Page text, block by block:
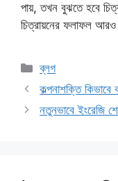
পায়, তখন বুঝতে হবে
চিত্রায়নের ফলাফল আরও
Categories
ব্লগ
কল্পনাশক্তি কিভাবে
নতুনভাবে ইংরেজি